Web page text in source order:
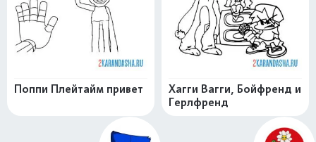
Поппи Плейтайм привет
Хагги Вагги, Бойфренд и
Герлфренд